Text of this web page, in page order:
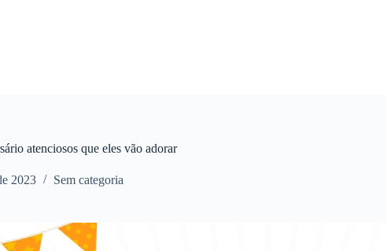
atenciosos que eles vão adorar
2023 Sem categoria